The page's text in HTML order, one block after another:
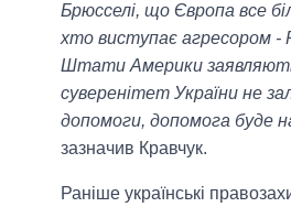
Брюсселі, що Європа все
хто виступає агресором -
Штати Америки
суверенітет України не
допомоги, допомога буде
зазначив Кравчук.
Раніше українські